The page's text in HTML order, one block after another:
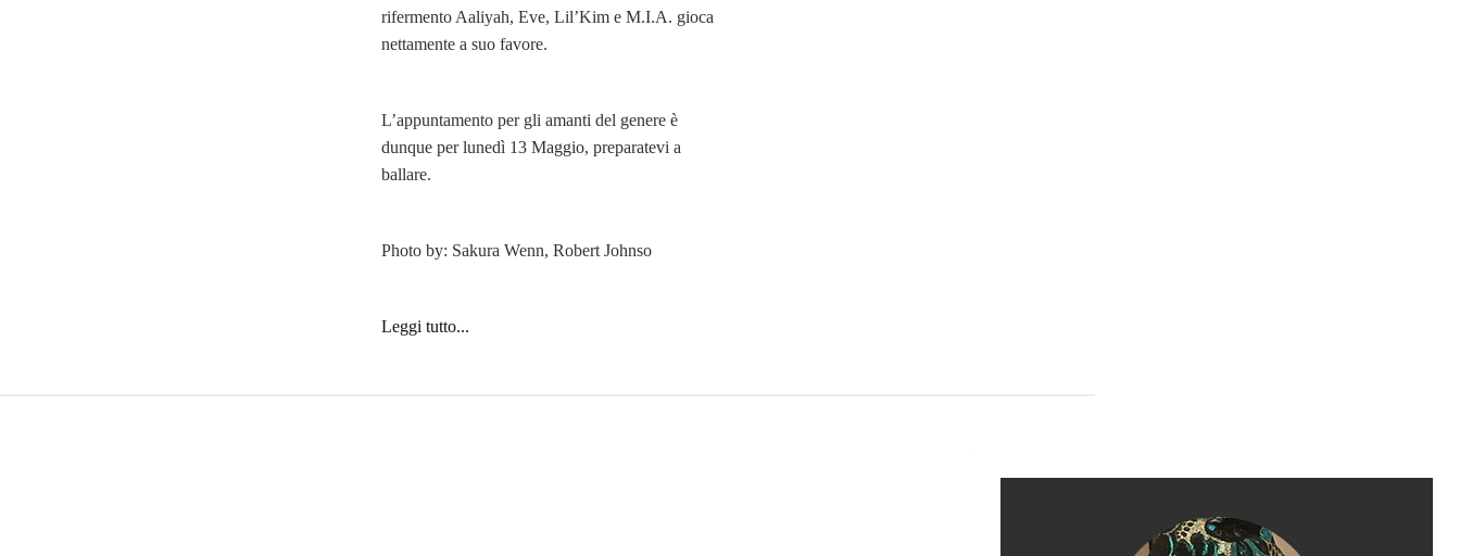
rifermento Aaliyah, Eve, Lil’Kim e M.I.A. gioca
nettamente a suo favore.
L’appuntamento per gli amanti del genere è
dunque per lunedì 13 Maggio, preparatevi a
ballare.
Photo by: Sakura Wenn, Robert Johnso
Leggi tutto...